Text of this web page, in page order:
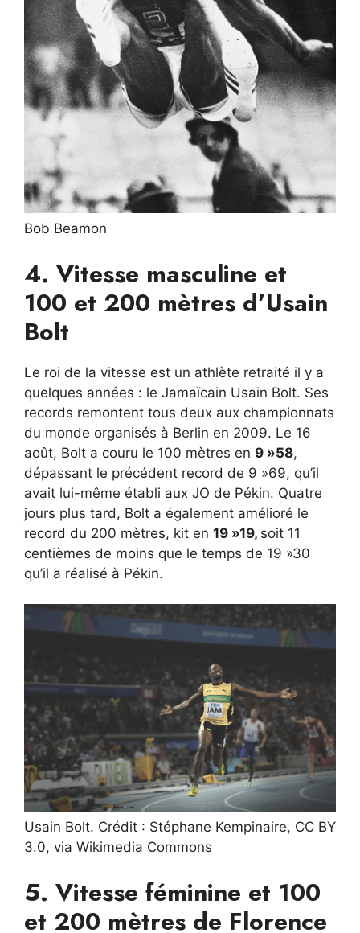
Bob Beamon
4. Vitesse masculine et
100 et 200 mètres d’Usain
Bolt
Le roi de la vitesse est un athlète retraité il y a
quelques années : le Jamaïcain Usain Bolt. Ses
records remontent tous deux aux championnats
du monde organisés à Berlin en 2009. Le 16
août, Bolt a couru le 100 mètres en 9 »58,
dépassant le précédent record de 9 »69, qu’il
avait lui-même établi aux JO de Pékin. Quatre
jours plus tard, Bolt a également amélioré le
record du 200 mètres, kit en 19 »19, soit 11
centièmes de moins que le temps de 19 »30
qu’il a réalisé à Pékin.
Usain Bolt. Crédit : Stéphane Kempinaire, CC BY
3.0, via Wikimedia Commons
5. Vitesse féminine et 100
et 200 mètres de Florence